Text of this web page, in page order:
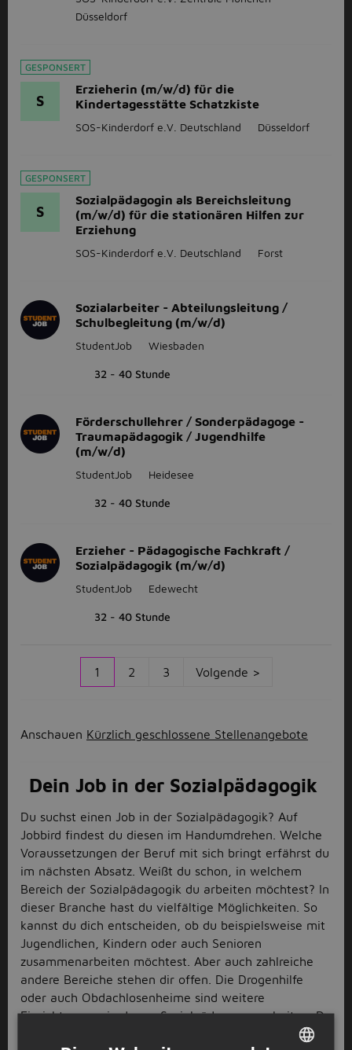
Düsseldorf
GESPONSERT
S
Erzieherin (m/w/d) für die
Kindertagesstätte Schatzkiste
SOS-Kinderdorf e.V. Deutschland Düsseldorf
GESPONSERT
S
Sozialpädagogin als Bereichsleitung
(m/w/d) für die stationären Hilfen zur
Erziehung
SOS-Kinderdorf e.V. Deutschland Forst
Sozialarbeiter - Abteilungsleitung /
Schulbegleitung (m/w/d)
StudentJob Wiesbaden
32 - 40 Stunde
Förderschullehrer / Sonderpädagoge -
Traumapädagogik / Jugendhilfe
(m/w/d)
StudentJob Heidesee
32 - 40 Stunde
Erzieher - Pädagogische Fachkraft /
Sozialpädagogik (m/w/d)
StudentJob Edewecht
32 - 40 Stunde
1 2 3 Volgende >
Anschauen Kürzlich geschlossene Stellenangebote
Dein Job in der Sozialpädagogik
Du suchst einen Job in der Sozialpädagogik? Auf
Jobbird findest du diesen im Handumdrehen. Welche
Voraussetzungen der Beruf mit sich bringt erfährst du
im nächsten Absatz. Weißt du schon, in welchem
Bereich der Sozialpädagogik du arbeiten möchtest? In
dieser Branche hast du vielfältige Möglichkeiten. So
kannst du dich entscheiden, ob du beispielsweise mit
Jugendlichen, Kindern oder auch Senioren
zusammenarbeiten möchtest. Aber auch zahlreiche
andere Bereiche stehen dir offen. Die Drogenhilfe
oder auch Obdachlosenheime sind weitere
Einrichtungen, in denen Sozialpädagogen arbeiten. Du
bist dir sicher, dass der Job in der Sozialpädagogik